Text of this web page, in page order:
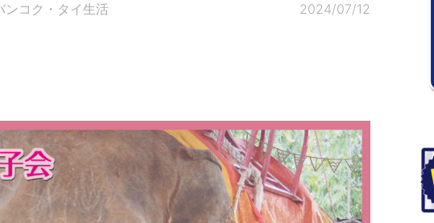
ンコク・タイ生活
2024/07/12